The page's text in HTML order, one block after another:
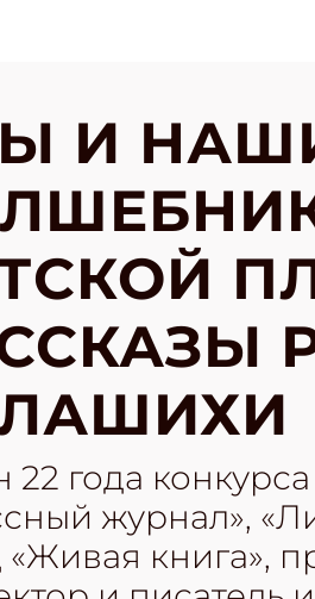
И
22 года
журнал»,
книга»,